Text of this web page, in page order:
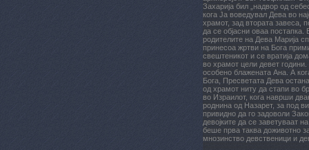
Захарија бил „надвор од
кога Ја воведувал Дева во
храмот, зад втората завеса,
да се објасни оваа постапка.
родителите на Дева Марија
принесоа жртви на Бога
свештеникот и се вратија
во храмот цели девет
особено блажената Ана. А
Бога, Пресветата Дева
од храмот ниту да стапи во
во Израилот, кога наврши
роднина од Назарет, за под
привидно да го задоволи
девојките да се заветуваат
беше прва таква доживотно
мнозинство девственици и